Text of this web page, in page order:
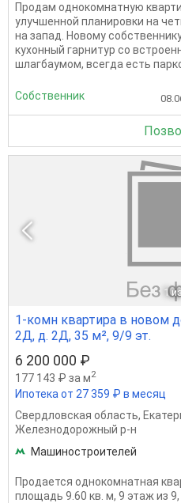
Продам однокомнатную
улучшенной планировки на
на запад. Новому
кухонный гарнитур со
шлагбаумом, всегда есть
Собственник
1
1-комн квартира в новом
2Д, д. 2Д, 35 м², 9/9 эт.
6 200 000 ₽
177 143 ₽ за м2
Ипотека от 27 359 ₽ в месяц
Свердловская область,
Железнодорожный р-н
Машиностроителей
Продается однокомнатная
площадь 9.60 кв. м, 9 этаж из